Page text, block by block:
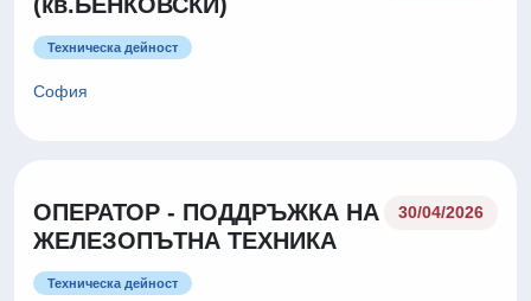
Техническа дейност
София
ОПЕРАТОР - ПОДДРЪЖКА НА
ЖЕЛЕЗОПЪТНА ТЕХНИКА
30/04/2026
Техническа дейност